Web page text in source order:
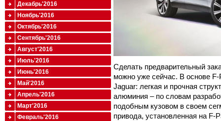
Сделать предварительный
можно уже сейчас. В основе
Jaguar: легкая и прочная
алюминия – по словам
подобным кузовом в своем
привода, установленная на F-
Декабрь'2016
Ноябрь'2016
Октябрь'2016
Сентябрь'2016
Август'2016
Июль'2016
Июнь'2016
Май'2016
Апрель'2016
Март'2016
Февраль'2016